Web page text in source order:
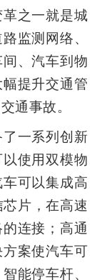
之一就是城
监测网络、
、汽车到物
提升交通管
通事故。
一系列创新
使用双模物
可以集成高
片，在高速
连接；高通
案使汽车可
能停车杆、